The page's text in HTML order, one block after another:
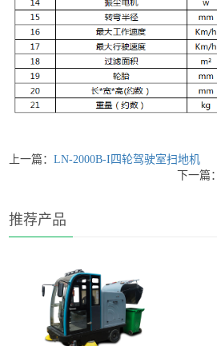
上一篇：LN-2000B-I四轮驾驶室扫地机
下一篇：
推荐产品